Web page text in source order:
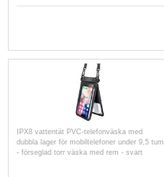
IPX8 vattentät PVC-telefonväska med
dubbla lager för mobiltelefoner under 9,5 tum
- förseglad torr väska med rem - svart